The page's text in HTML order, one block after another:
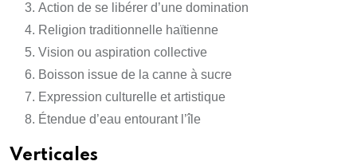
Action de se libérer d’une domination
Religion traditionnelle haïtienne
Vision ou aspiration collective
Boisson issue de la canne à sucre
Expression culturelle et artistique
Étendue d’eau entourant l’île
Verticales